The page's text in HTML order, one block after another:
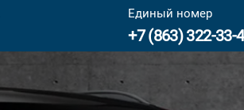
Единый номер
+7 (863) 322-33-